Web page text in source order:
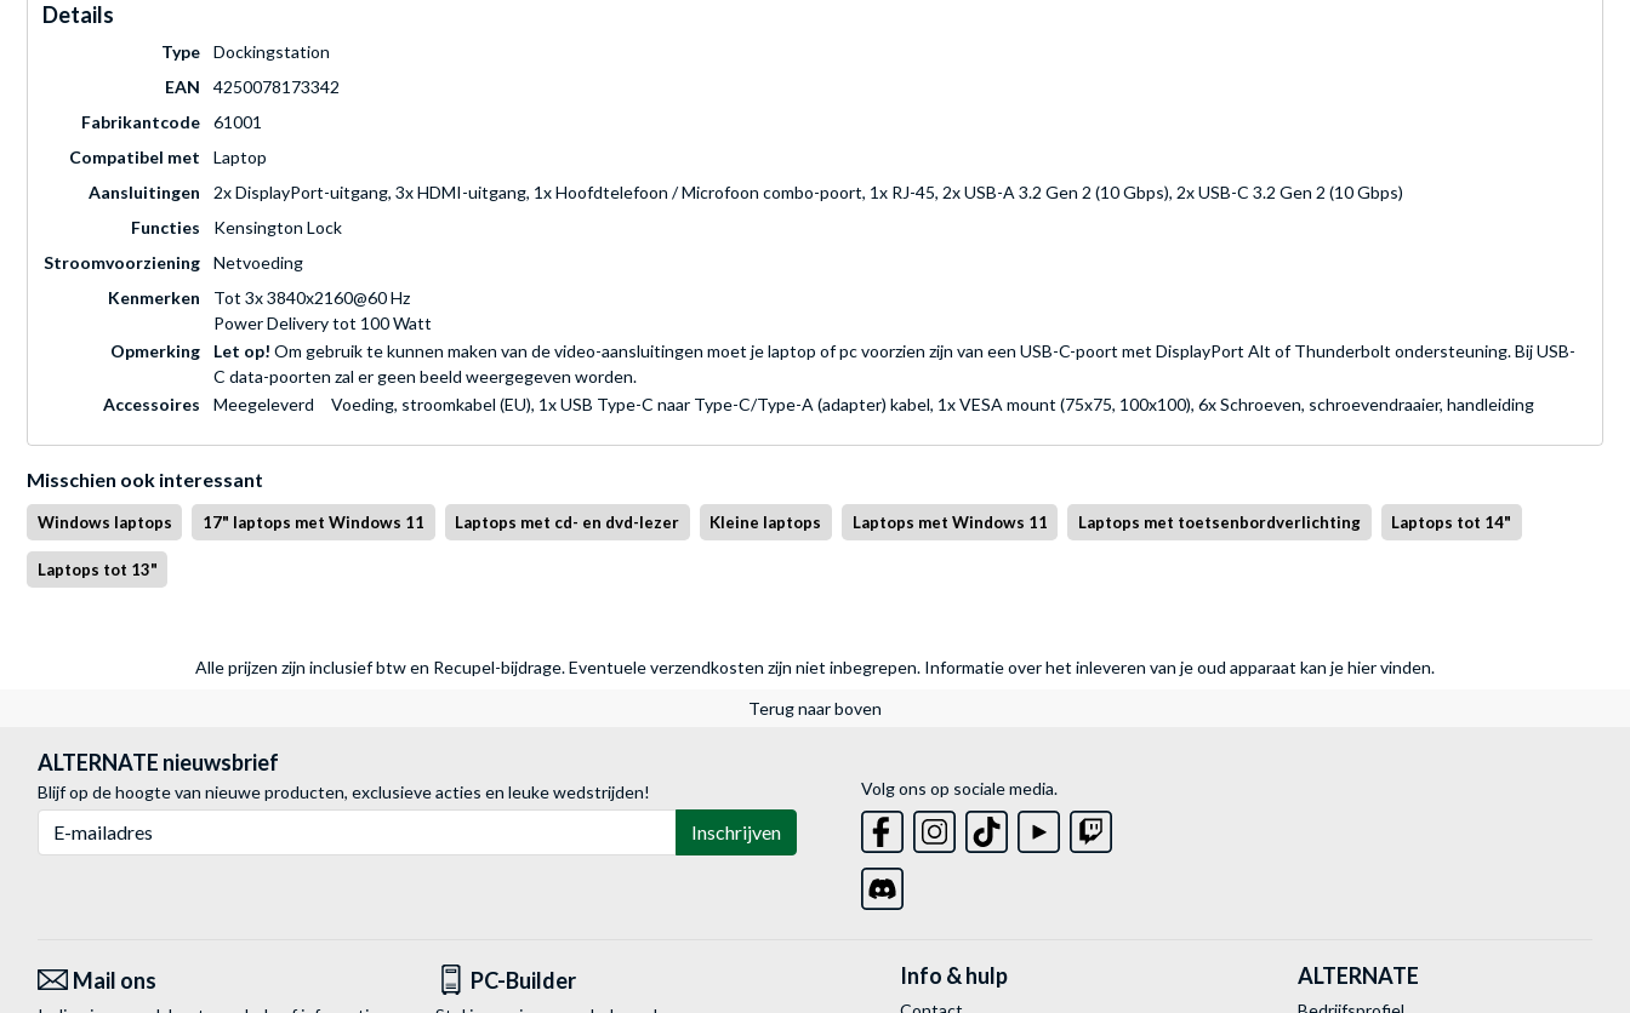
Details
Type
Dockingstation
EAN
4250078173342
Fabrikantcode
61001
Compatibel met
Laptop
Aansluitingen
2x DisplayPort-uitgang, 3x HDMI-uitgang, 1x Hoofdtelefoon / Microfoon combo-poort, 1x RJ-45, 2x USB-A 3.2 Gen 2 (10 Gbps), 2x USB-C 3.2 Gen 2 (10 Gbps)
Functies
Kensington Lock
Stroomvoorziening
Netvoeding
Kenmerken
Tot 3x 3840x2160@60 Hz
Power Delivery tot 100 Watt
Opmerking
Let op! Om gebruik te kunnen maken van de video-aansluitingen moet je laptop of pc voorzien zijn van een USB-C-poort met DisplayPort Alt of Thunderbolt ondersteuning. Bij USB-
C data-poorten zal er geen beeld weergegeven worden.
Accessoires
Meegeleverd Voeding, stroomkabel (EU), 1x USB Type-C naar Type-C/Type-A (adapter) kabel, 1x VESA mount (75x75, 100x100), 6x Schroeven, schroevendraaier, handleiding
Misschien ook interessant
Windows laptops 17" laptops met Windows 11 Laptops met cd- en dvd-lezer Kleine laptops Laptops met Windows 11 Laptops met toetsenbordverlichting Laptops tot 14"
Laptops tot 13"
Alle prijzen zijn inclusief btw en Recupel-bijdrage. Eventuele verzendkosten zijn niet inbegrepen. Informatie over het inleveren van je oud apparaat kan je hier vinden.
Terug naar boven
ALTERNATE nieuwsbrief
Blijf op de hoogte van nieuwe producten, exclusieve acties en leuke wedstrijden!
Inschrijven
Volg ons op sociale media.
Mail ons PC-Builder Info & hulp ALTERNATE